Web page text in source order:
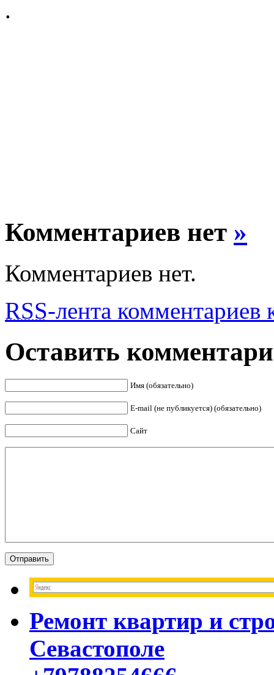
.
Комментариев нет »
Комментариев нет.
RSS-лента комментариев
Оставить
Имя (обязательно)
E-mail (не публикуется) (обязательно)
Сайт
Ремонт квартир и
Севастополе